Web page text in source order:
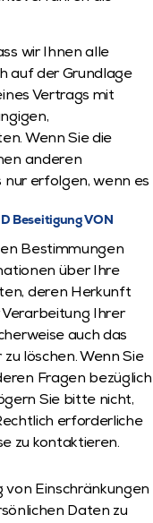
wir Ihnen alle
auf der Grundlage
Vertrags mit
Wenn Sie die
anderen
erfolgen, wenn es
Beseitigung VON
Bestimmungen
über Ihre
deren Herkunft
Ihrer
auch das
löschen. Wenn Sie
Fragen bezüglich
Sie bitte nicht,
erforderliche
zu kontaktieren.
Einschränkungen
Daten zu